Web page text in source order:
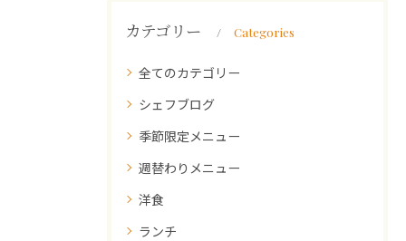
カテゴリー Categories
全てのカテゴリー
シェフブログ
季節限定メニュー
週替わりメニュー
洋食
ランチ